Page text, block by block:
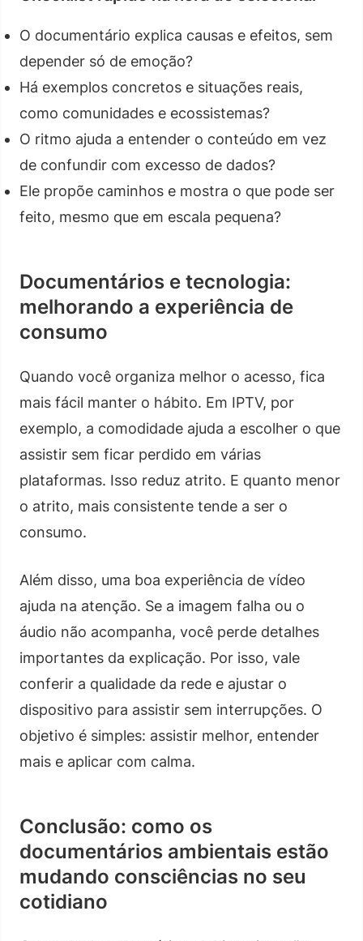
O documentário explica causas e efeitos, sem
depender só de emoção?
Há exemplos concretos e situações reais,
como comunidades e ecossistemas?
O ritmo ajuda a entender o conteúdo em vez
de confundir com excesso de dados?
Ele propõe caminhos e mostra o que pode ser
feito, mesmo que em escala pequena?
Documentários e tecnologia:
melhorando a experiência de
consumo
Quando você organiza melhor o acesso, fica
mais fácil manter o hábito. Em IPTV, por
exemplo, a comodidade ajuda a escolher o que
assistir sem ficar perdido em várias
plataformas. Isso reduz atrito. E quanto menor
o atrito, mais consistente tende a ser o
consumo.
Além disso, uma boa experiência de vídeo
ajuda na atenção. Se a imagem falha ou o
áudio não acompanha, você perde detalhes
importantes da explicação. Por isso, vale
conferir a qualidade da rede e ajustar o
dispositivo para assistir sem interrupções. O
objetivo é simples: assistir melhor, entender
mais e aplicar com calma.
Conclusão: como os
documentários ambientais estão
mudando consciências no seu
cotidiano